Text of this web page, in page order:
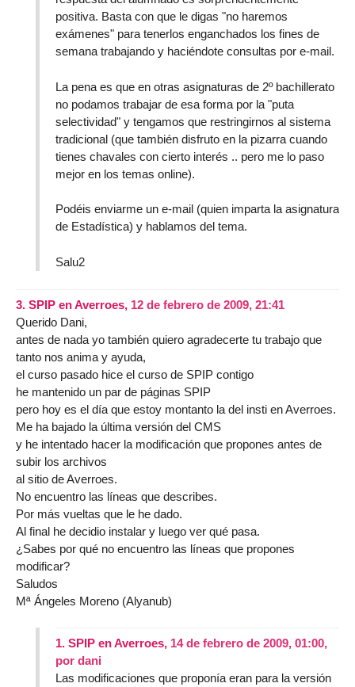
positiva. Basta con que le digas "no haremos
exámenes" para tenerlos enganchados los fines de
semana trabajando y haciéndote consultas por e-mail.
La pena es que en otras asignaturas de 2º bachillerato
no podamos trabajar de esa forma por la "puta
selectividad" y tengamos que restringirnos al sistema
tradicional (que también disfruto en la pizarra cuando
tienes chavales con cierto interés .. pero me lo paso
mejor en los temas online).
Podéis enviarme un e-mail (quien imparta la asignatura
de Estadística) y hablamos del tema.
Salu2
3. SPIP en Averroes, 12 de febrero de 2009, 21:41
Querido Dani,
antes de nada yo también quiero agradecerte tu trabajo que
tanto nos anima y ayuda,
el curso pasado hice el curso de SPIP contigo
he mantenido un par de páginas SPIP
pero hoy es el día que estoy montanto la del insti en Averroes.
Me ha bajado la última versión del CMS
y he intentado hacer la modificación que propones antes de
subir los archivos
al sitio de Averroes.
No encuentro las líneas que describes.
Por más vueltas que le he dado.
Al final he decidio instalar y luego ver qué pasa.
¿Sabes por qué no encuentro las líneas que propones
modificar?
Saludos
Mª Ángeles Moreno (Alyanub)
1. SPIP en Averroes, 14 de febrero de 2009, 01:00,
por dani
Las modificaciones que proponía eran para la versión